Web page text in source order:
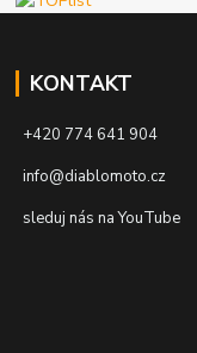
KONTAKT
+420 774 641 904
info@diablomoto.cz
sleduj nás na YouTube